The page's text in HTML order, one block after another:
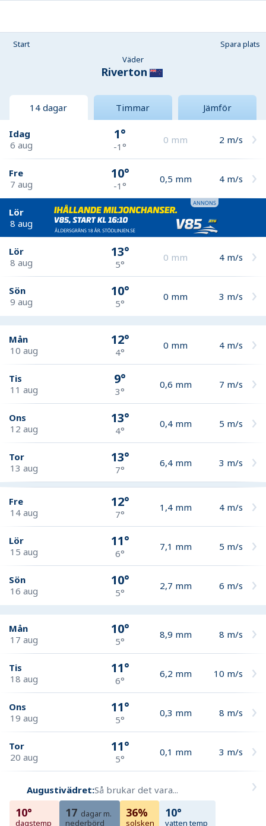
Start
Spara plats
Väder
Riverton
14 dagar Timmar Jämför
Idag
6 aug
1°
-1°
0 mm 2 m/s
Fre
7 aug
10°
-1°
0,5 mm 4 m/s
Lör
8 aug
Lör
8 aug
13°
5°
0 mm 4 m/s
Sön
9 aug
10°
5°
0 mm 3 m/s
Mån
10 aug
12°
4°
0 mm 4 m/s
Tis
11 aug
9°
3°
0,6 mm 7 m/s
Ons
12 aug
13°
4°
0,4 mm 5 m/s
Tor
13 aug
13°
7°
6,4 mm 3 m/s
Fre
14 aug
12°
7°
1,4 mm 4 m/s
Lör
15 aug
11°
6°
7,1 mm 5 m/s
Sön
16 aug
10°
5°
2,7 mm 6 m/s
Mån
17 aug
10°
5°
8,9 mm 8 m/s
Tis
18 aug
11°
6°
6,2 mm 10 m/s
Ons
19 aug
11°
5°
0,3 mm 8 m/s
Tor
20 aug
11°
5°
0,1 mm 3 m/s
Augustivädret:Så brukar det vara...
10°
dagstemp
17 dagar m.
nederbörd
36%
solsken
10°
vatten temp